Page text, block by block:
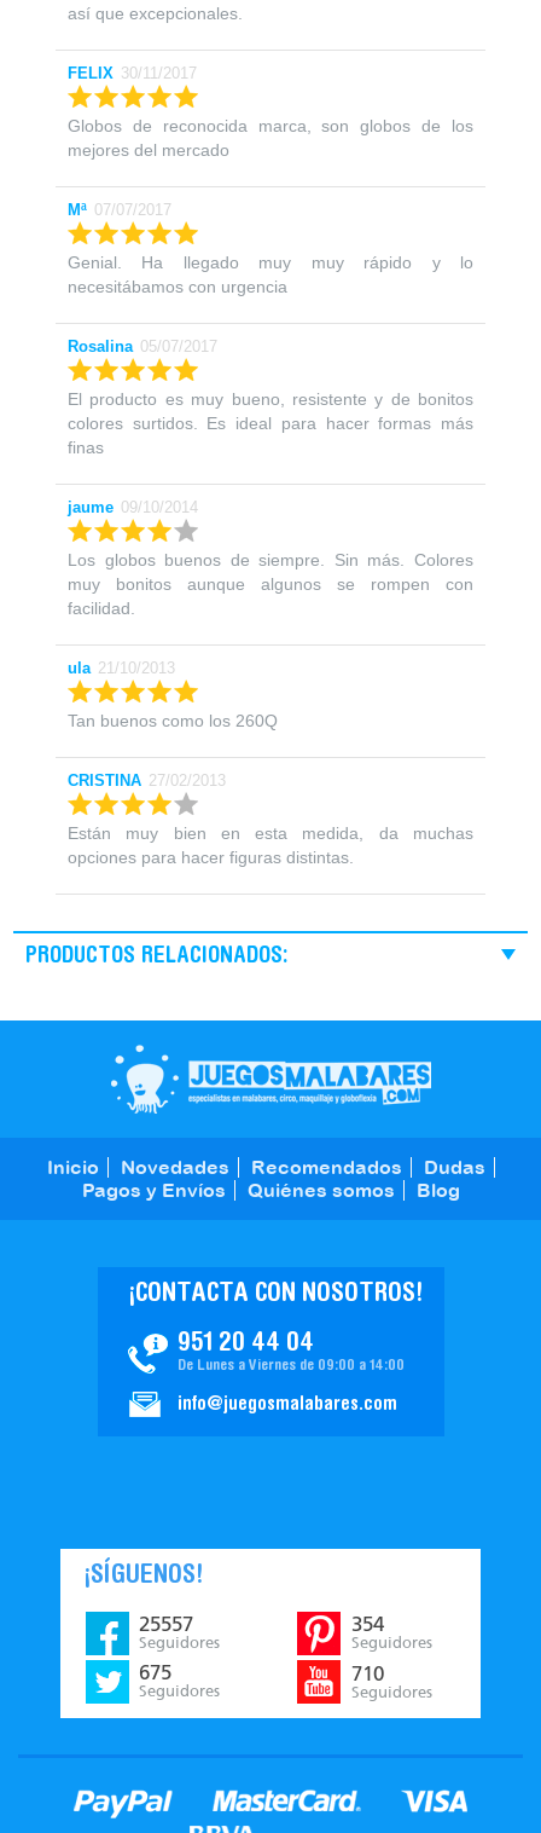
así que excepcionales.
FELIX 30/11/2017
Globos de reconocida marca, son globos de los
mejores del mercado
Mª 07/07/2017
Genial. Ha llegado muy muy rápido y lo
necesitábamos con urgencia
Rosalina 05/07/2017
El producto es muy bueno, resistente y de bonitos
colores surtidos. Es ideal para hacer formas más
finas
jaume 09/10/2014
Los globos buenos de siempre. Sin más. Colores
muy bonitos aunque algunos se rompen con
facilidad.
ula 21/10/2013
Tan buenos como los 260Q
CRISTINA 27/02/2013
Están muy bien en esta medida, da muchas
opciones para hacer figuras distintas.
PRODUCTOS RELACIONADOS:
Inicio Novedades Recomendados
Dudas
Pagos y Envíos
Quiénes somos Blog
951 20 44 04
¡CONTACTA CON NOSOTROS!
De Lunes a Viernes de 09:00 a 14:00
info@juegosmalabares.com
¡SÍGUENOS!
25557
Seguidores
675
Seguidores
354
Seguidores
710
Seguidores